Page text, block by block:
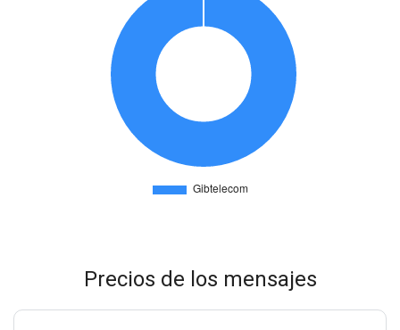
Precios de los mensajes